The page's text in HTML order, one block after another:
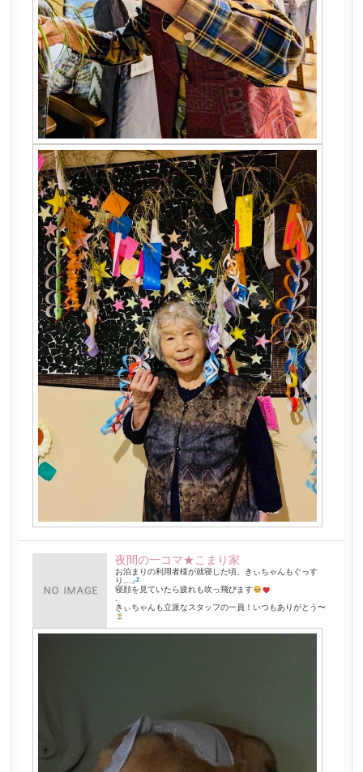
夜間の一コマ★こまり家
お泊まりの利用者様が就寝した頃、きぃちゃんもぐっす
り…
寝顔を見ていたら疲れも吹っ飛びます
.
きぃちゃんも立派なスタッフの一員！いつもありがとう〜